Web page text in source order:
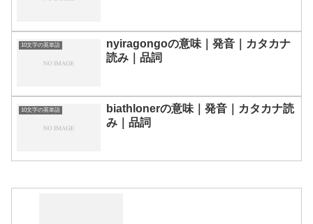
10文字の英単語
nyiragongoの意味｜発音｜カタカナ
読み｜品詞
10文字の英単語
biathlonerの意味｜発音｜カタカナ読
み｜品詞